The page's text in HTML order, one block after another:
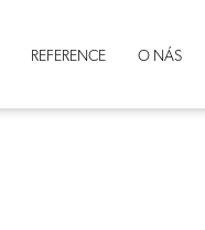
REFERENCE O NÁS